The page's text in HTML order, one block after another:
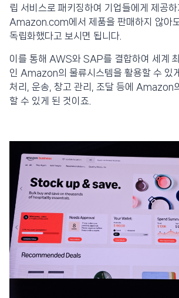
립 서비스로 패키징하여 기업들에게 제공하
Amazon.com에서 제품을 판매하지 않아
독립화했다고 보시면 됩니다.
이를 통해 AWS와 SAP를 결합하여 세계
인 Amazon의 물류시스템을 활용할 수 있
처리, 운송, 창고 관리, 조달 등에 Amazon
할 수 있게 된 것이죠.